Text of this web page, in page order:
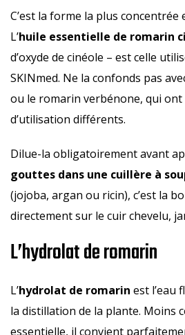
C’est la forme la plus concentrée
L’huile essentielle de romarin
d’oxyde de cinéole – est celle
SKINmed. Ne la confonds pas
ou le romarin verbénone, qui ont
d’utilisation différents.
Dilue-la obligatoirement avant
gouttes dans une cuillère à
(jojoba, argan ou ricin), c’est la
directement sur le cuir chevelu,
L’hydrolat de romarin
L’hydrolat de romarin est l’eau
la distillation de la plante. Moins
essentielle, il convient